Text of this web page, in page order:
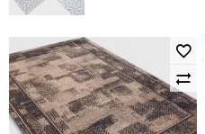
/
лв..
лв..